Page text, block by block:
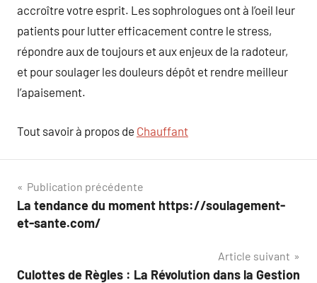
accroître votre esprit. Les sophrologues ont à l’oeil leur
patients pour lutter efficacement contre le stress,
répondre aux de toujours et aux enjeux de la radoteur,
et pour soulager les douleurs dépôt et rendre meilleur
l’apaisement.
Tout savoir à propos de Chauffant
Navigation
de
Publication précédente
La tendance du moment https://soulagement-
et-sante.com/
Article suivant
Culottes de Règles : La Révolution dans la Gestion